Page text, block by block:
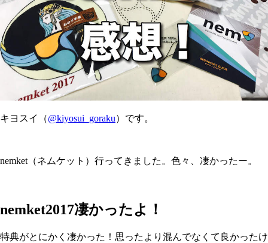
キヨスイ（@kiyosui_goraku）です。
nemket（ネムケット）行ってきました。色々、凄かったー。
nemket2017凄かったよ！
特典がとにかく凄かった！思ったより混んでなくて良かったけ